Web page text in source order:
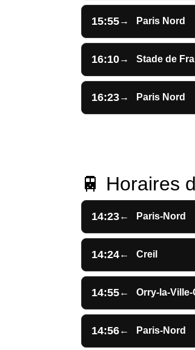
15:55→ Paris Nord
16:10→ Stade de
16:23→ Paris Nord
🚆 Horaires
14:23← Paris-Nord
14:24← Creil
14:55← Orry-la-
14:56← Paris-Nord